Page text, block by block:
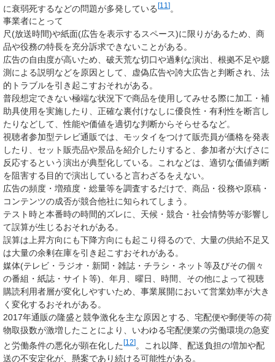
に衰弱死するなどの問題が多発している[11 ]。
事業者にとって
尺(放送時間)や紙面(広告を表示するスペース)に限りがあるため、商
品や役務の特長を充分訴求できないことがある。
広告の自由度が高いため、破天荒な切口や過剰な演出、根拠不足や臆
測による説明などを原因として、虚偽広告や誇大広告と判断され、法
的トラブルを引き起こすおそれがある。
普段想定できない極端な状況下で商品を使用してみせる際に加工・補
助具使用を実施したり、正確な裏付けなしに優良性・有利性を断言し
たりなどして、性能や価値を適切な判断からそらせるなど。
視聴者参加型テレビ通販では、モッタイをつけて販売員が価格を発表
したり、セット販売品や景品を紹介したりすると、参加者が大げさに
反応するという演出が典型化している。これなどは、適切な価値判断
を阻害する目的で演出していると言わざるをえない。
広告の頻度・増殖度・総量等を調査するだけで、商品・役務や原稿・
コンテンツの成否が競合他社に知られてしまう。
テスト時と本番時の時間的ズレに、天候・競合・社会情勢等が影響し
て誤算が生じるおそれがある。
誤算は上昇方向にも下降方向にも起こり得るので、大量の供給不足又
は大量の余剰在庫を引き起こすおそれがある。
媒体(テレビ・ラジオ・新聞・雑誌・チラシ・ネット等及びその個々
の番組・紙誌・サイト等)、年月、曜日、時間、その他によって視聴
購読利用者層が変化しやすいため、事業展開において営業効率が大き
く変化するおそれがある。
2017年通販の隆盛と競争激化を主な原因とする、宅配便や郵便等の荷
物取扱数が激増したことにより、いわゆる宅配便業の労働環境の急変
と労働条件の悪化が顕在化した [12] 。これ以降、配送負担の増加や配
送の不安定化が、懸案であり続ける可能性がある。